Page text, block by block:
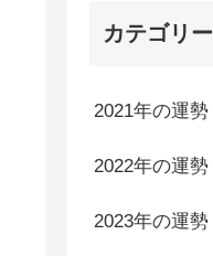
カテゴリー
2021年の運勢
2022年の運勢
2023年の運勢